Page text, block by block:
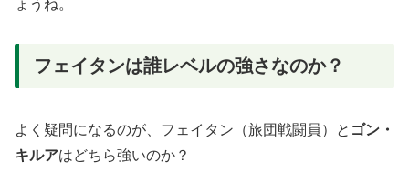
ょうね。
フェイタンは誰レベルの強さなのか？
よく疑問になるのが、フェイタン（旅団戦闘員）と ゴン・
キルアはどちら強いのか？